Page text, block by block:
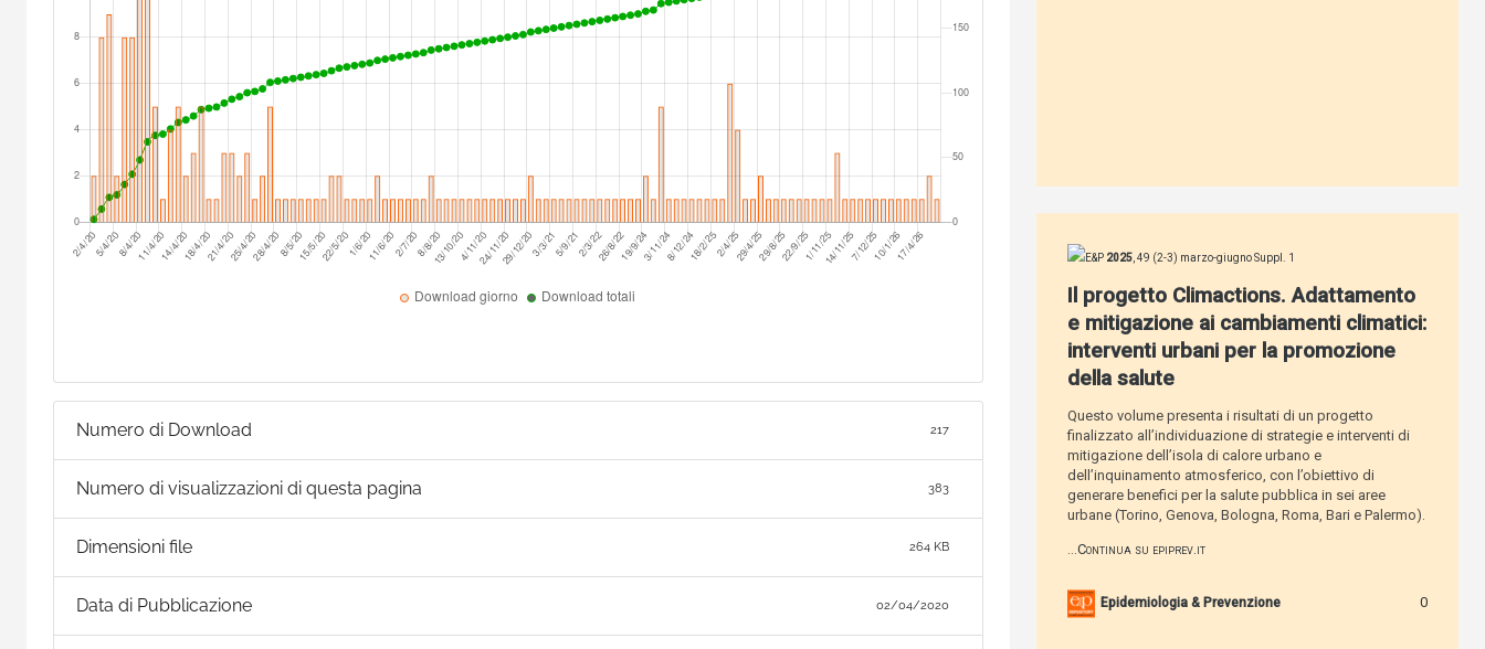
Numero di Download 217
Numero di visualizzazioni di questa pagina 383
Dimensioni file 264 KB
Data di Pubblicazione 02/04/2020